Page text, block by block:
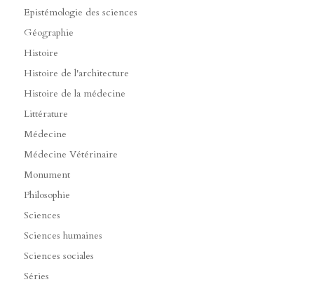
Epistémologie des sciences
Géographie
Histoire
Histoire de l'architecture
Histoire de la médecine
Littérature
Médecine
Médecine Vétérinaire
Monument
Philosophie
Sciences
Sciences humaines
Sciences sociales
Séries